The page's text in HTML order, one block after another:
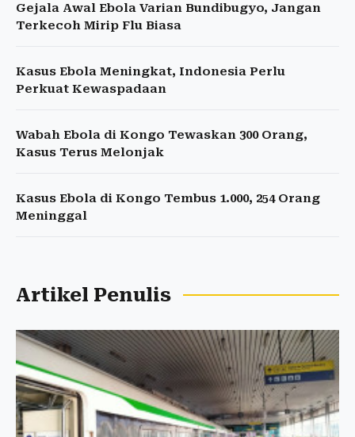
Gejala Awal Ebola Varian Bundibugyo, Jangan
Terkecoh Mirip Flu Biasa
Kasus Ebola Meningkat, Indonesia Perlu
Perkuat Kewaspadaan
Wabah Ebola di Kongo Tewaskan 300 Orang,
Kasus Terus Melonjak
Kasus Ebola di Kongo Tembus 1.000, 254 Orang
Meninggal
Artikel Penulis